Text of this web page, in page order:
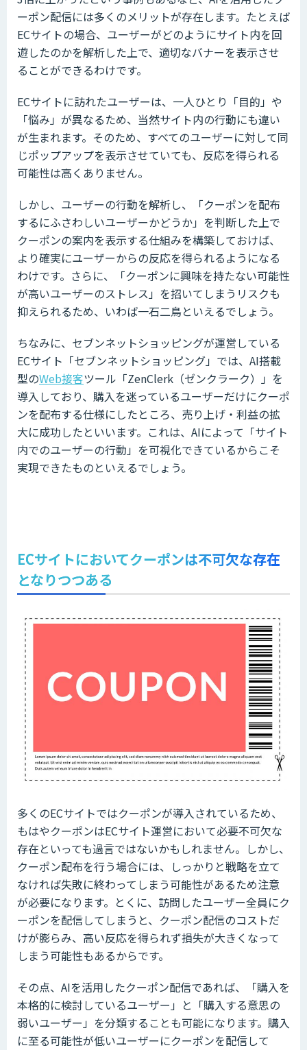
ーポン配信には多くのメリットが存在します。たとえば
ECサイトの場合、ユーザーがどのようにサイト内を回
遊したのかを解析した上で、適切なバナーを表示させ
ることができるわけです。
ECサイトに訪れたユーザーは、一人ひとり「目的」や
「悩み」が異なるため、当然サイト内の行動にも違い
が生まれます。そのため、すべてのユーザーに対して同
じポップアップを表示させていても、反応を得られる
可能性は高くありません。
しかし、ユーザーの行動を解析し、「クーポンを配布
するにふさわしいユーザーかどうか」を判断した上で
クーポンの案内を表示する仕組みを構築しておけば、
より確実にユーザーからの反応を得られるようになる
わけです。さらに、「クーポンに興味を持たない可能性
が高いユーザーのストレス」を招いてしまうリスクも
抑えられるため、いわば一石二鳥といえるでしょう。
ちなみに、セブンネットショッピングが運営している
ECサイト「セブンネットショッピング」では、AI搭載
型のWeb接客ツール「ZenClerk（ゼンクラーク）」を
導入しており、購入を迷っているユーザーだけにクーポ
ンを配布する仕様にしたところ、売り上げ・利益の拡
大に成功したといいます。これは、AIによって「サイト
内でのユーザーの行動」を可視化できているからこそ
実現できたものといえるでしょう。
ECサイトにおいてクーポンは不可欠な存在
となりつつある
多くのECサイトではクーポンが導入されているため、
もはやクーポンはECサイト運営において必要不可欠な
存在といっても過言ではないかもしれません。しかし、
クーポン配布を行う場合には、しっかりと戦略を立て
なければ失敗に終わってしまう可能性があるため注意
が必要になります。とくに、訪問したユーザー全員にク
ーポンを配信してしまうと、クーポン配信のコストだ
けが膨らみ、高い反応を得られず損失が大きくなって
しまう可能性もあるからです。
その点、AIを活用したクーポン配信であれば、「購入を
本格的に検討しているユーザー」と「購入する意思の
弱いユーザー」を分類することも可能になります。購入
に至る可能性が低いユーザーにクーポンを配信して